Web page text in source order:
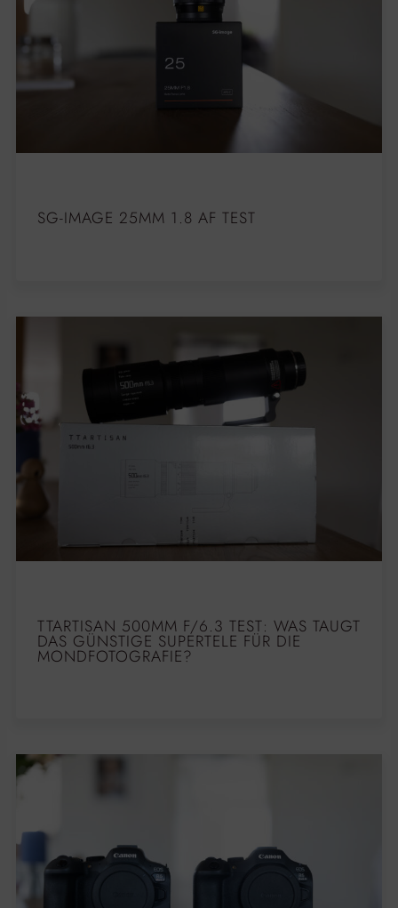
SG-IMAGE 25MM 1.8 AF TEST
TTARTISAN 500MM F/6.3 TEST: WAS TAUGT
DAS GÜNSTIGE SUPERTELE FÜR DIE
MONDFOTOGRAFIE?